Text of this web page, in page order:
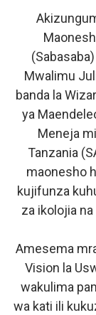
Mwalimu
banda la
ya
Meneja
Tanzania
maonesho
kujifunza
za ikolojia
Amesema
Vision la
wakulima
wa kati ili